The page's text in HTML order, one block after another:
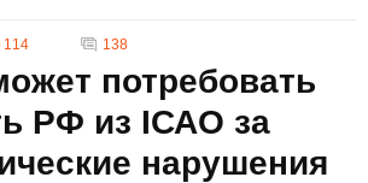
114 138
потребовать
РФ из ІСАО за
нарушения